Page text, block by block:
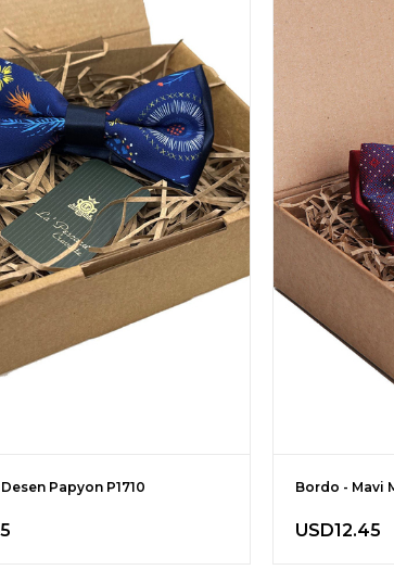
Papyon P1710 Bordo - Mavi
USD12.45